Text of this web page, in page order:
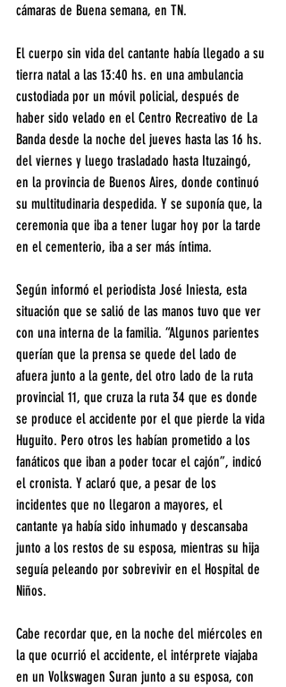
cámaras de Buena semana, en TN.
El cuerpo sin vida del cantante había llegado a su
tierra natal a las 13:40 hs. en una ambulancia
custodiada por un móvil policial, después de
haber sido velado en el Centro Recreativo de La
Banda desde la noche del jueves hasta las 16 hs.
del viernes y luego trasladado hasta Ituzaingó,
en la provincia de Buenos Aires, donde continuó
su multitudinaria despedida. Y se suponía que, la
ceremonia que iba a tener lugar hoy por la tarde
en el cementerio, iba a ser más íntima.
Según informó el periodista José Iniesta, esta
situación que se salió de las manos tuvo que ver
con una interna de la familia. “Algunos parientes
querían que la prensa se quede del lado de
afuera junto a la gente, del otro lado de la ruta
provincial 11, que cruza la ruta 34 que es donde
se produce el accidente por el que pierde la vida
Huguito. Pero otros les habían prometido a los
fanáticos que iban a poder tocar el cajón”, indicó
el cronista. Y aclaró que, a pesar de los
incidentes que no llegaron a mayores, el
cantante ya había sido inhumado y descansaba
junto a los restos de su esposa, mientras su hija
seguía peleando por sobrevivir en el Hospital de
Niños.
Cabe recordar que, en la noche del miércoles en
la que ocurrió el accidente, el intérprete viajaba
en un Volkswagen Suran junto a su esposa, con